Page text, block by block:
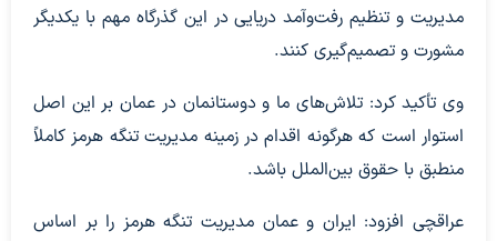
مدیریت و تنظیم رفت‌وآمد دریایی در این گذرگاه مهم با یکدیگر
مشورت و تصمیم‌گیری کنند.
وی تأکید کرد: تلاش‌های ما و دوستانمان در عمان بر این اصل
استوار است که هرگونه اقدام در زمینه مدیریت تنگه هرمز کاملاً
منطبق با حقوق بین‌الملل باشد.
عراقچی افزود: ایران و عمان مدیریت تنگه هرمز را بر اساس